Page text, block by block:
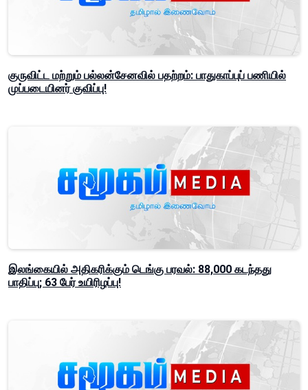
குருவிட்ட மற்றும் பல்லன்சேனவில் பதற்றம்: பாதுகாப்புப் பணியில்
முப்படையினர் குவிப்பு!
இலங்கையில் அதிகரிக்கும் டெங்கு பரவல்: 88,000 கடந்தது
பாதிப்பு; 63 பேர் உயிரிழப்பு!